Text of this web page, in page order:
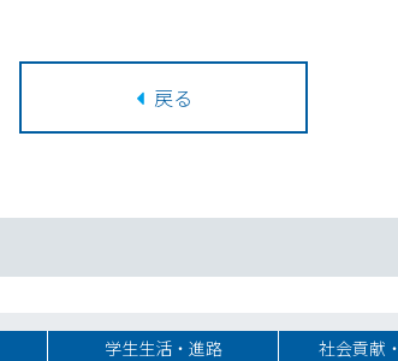
戻る
学生生活・進路 社会貢献